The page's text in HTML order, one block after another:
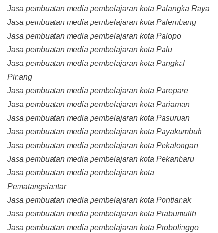
Jasa pembuatan media pembelajaran kota Palangka Raya
Jasa pembuatan media pembelajaran kota Palembang
Jasa pembuatan media pembelajaran kota Palopo
Jasa pembuatan media pembelajaran kota Palu
Jasa pembuatan media pembelajaran kota Pangkal
Pinang
Jasa pembuatan media pembelajaran kota Parepare
Jasa pembuatan media pembelajaran kota Pariaman
Jasa pembuatan media pembelajaran kota Pasuruan
Jasa pembuatan media pembelajaran kota Payakumbuh
Jasa pembuatan media pembelajaran kota Pekalongan
Jasa pembuatan media pembelajaran kota Pekanbaru
Jasa pembuatan media pembelajaran kota
Pematangsiantar
Jasa pembuatan media pembelajaran kota Pontianak
Jasa pembuatan media pembelajaran kota Prabumulih
Jasa pembuatan media pembelajaran kota Probolinggo